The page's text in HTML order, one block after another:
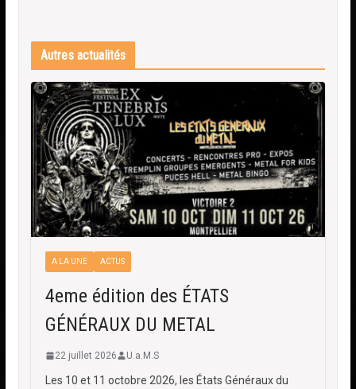
Autres actualités
A LA UNE ACTUS
4eme édition des ÉTATS
GÉNÉRAUX DU METAL
22 juillet 2026 U.a.M.S
Les 10 et 11 octobre 2026, les États Généraux du